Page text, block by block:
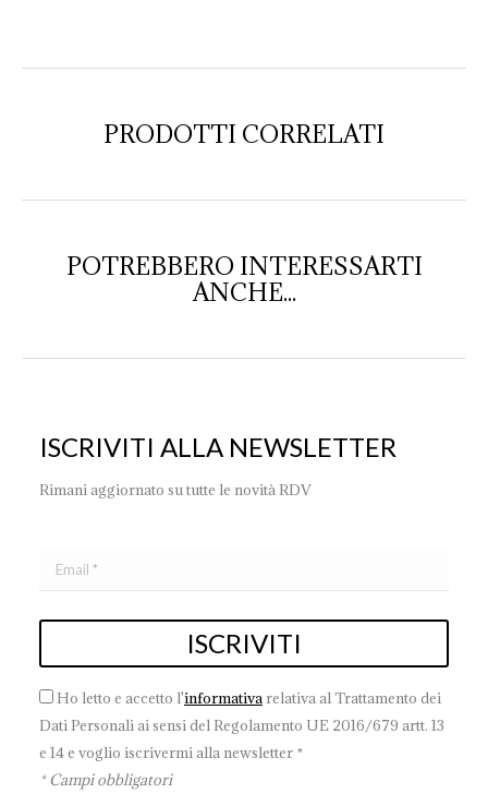
PRODOTTI CORRELATI
POTREBBERO INTERESSARTI
ANCHE...
ISCRIVITI ALLA NEWSLETTER
Rimani aggiornato su tutte le novità RDV
Ho letto e accetto l'informativa relativa al Trattamento dei
Dati Personali ai sensi del Regolamento UE 2016/679 artt. 13
e 14 e voglio iscrivermi alla newsletter *
* Campi obbligatori